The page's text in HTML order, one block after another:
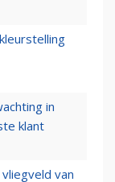
in
klant
van